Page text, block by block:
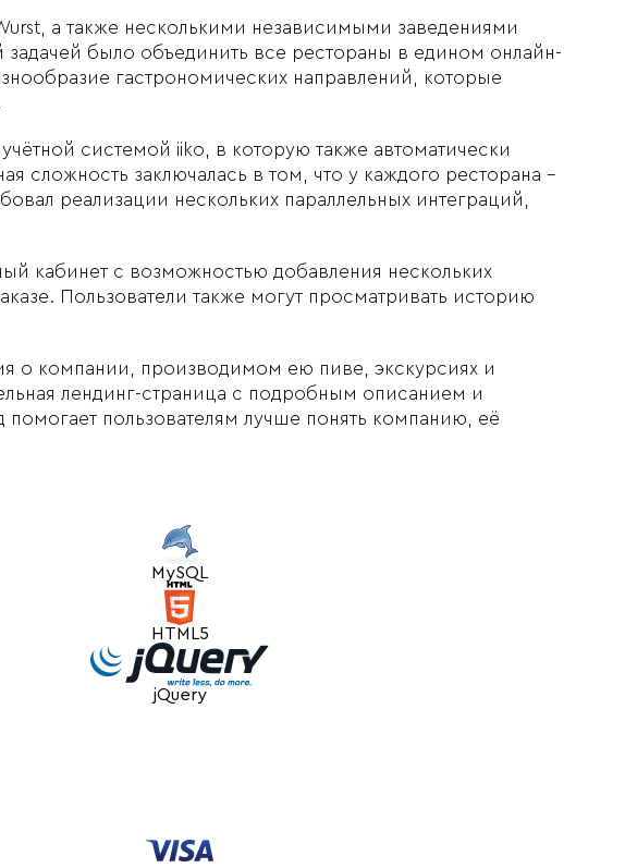
а также несколькими независимыми заведениями
было объединить все рестораны в едином онлайн-
гастрономических направлений, которые
системой iiko, в которую также автоматически
сложность заключалась в том, что у каждого ресторана -
реализации нескольких параллельных интеграций,
кабинет с возможностью добавления нескольких
Пользователи также могут просматривать историю
о компании, производимом ею пиве, экскурсиях и
лендинг-страница с подробным описанием и
пользователям лучше понять компанию, её
MySQL
HTML5
jQuery